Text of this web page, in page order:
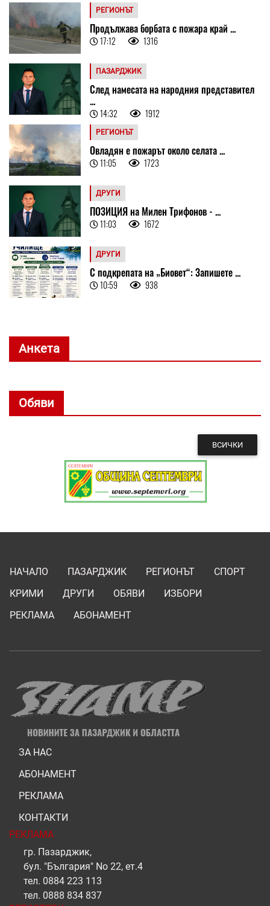
РЕГИОНЪТ
Продължава борбата с пожара край ...
17:12 1316
ПАЗАРДЖИК
След намесата на народния представител
...
14:32 1912
РЕГИОНЪТ
Овладян е пожарът около селата ...
11:05 1723
ДРУГИ
ПОЗИЦИЯ на Милен Трифонов - ...
11:03 1672
ДРУГИ
С подкрепата на „Биовет“: Запишете ...
10:59 938
Анкета
Обяви
ВСИЧКИ
НАЧАЛО ПАЗАРДЖИК РЕГИОНЪТ
СПОРТ
КРИМИ
ДРУГИ ОБЯВИ
ИЗБОРИ
РЕКЛАМА
АБОНАМЕНТ
ЗА НАС
АБОНАМЕНТ
РЕКЛАМА
КОНТАКТИ
РЕКЛАМА
гр. Пазарджик,
бул. "България" No 22, ет.4
тел. 0884 223 113
тел. 0888 834 837